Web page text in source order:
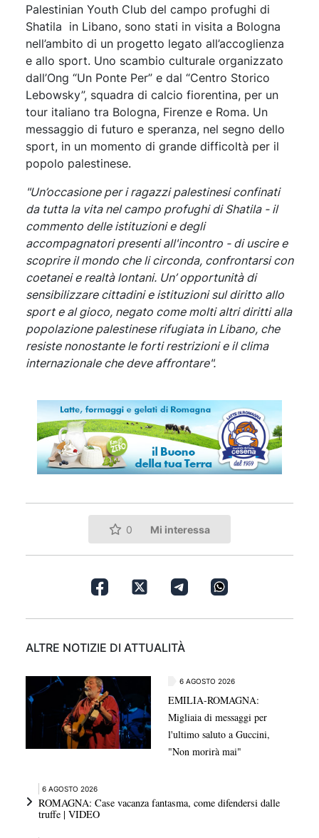
Palestinian Youth Club del campo profughi di
Shatila in Libano, sono stati in visita a Bologna
nell’ambito di un progetto legato all’accoglienza
e allo sport. Uno scambio culturale organizzato
dall’Ong “Un Ponte Per” e dal “Centro Storico
Lebowsky”, squadra di calcio fiorentina, per un
tour italiano tra Bologna, Firenze e Roma. Un
messaggio di futuro e speranza, nel segno dello
sport, in un momento di grande difficoltà per il
popolo palestinese.
"Un’occasione per i ragazzipalestinesi confinati
da tutta la vita nel campo profughi di Shatila - il
commento delle istituzioni e degli
accompagnatori presenti all'incontro - di uscire e
scoprire il mondo che li circonda, confrontarsi con
coetanei e realtà lontani. Un’ opportunità di
sensibilizzare cittadini e istituzioni sul diritto allo
sport e al gioco, negato come molti altri diritti alla
popolazione palestinese rifugiata in Libano, che
resiste nonostante le forti restrizioni e il clima
internazionale che deve affrontare".
0 Mi interessa
ALTRE NOTIZIE DI ATTUALITÀ
6 AGOSTO 2026
EMILIA-ROMAGNA:
Migliaia di messaggi per
l'ultimo saluto a Guccini,
"Non morirà mai"
6 AGOSTO 2026
ROMAGNA: Case vacanza fantasma, come difendersi dalle
truffe | VIDEO